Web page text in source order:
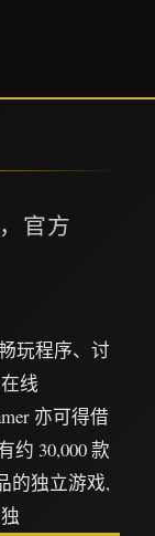
官方
玩程序、讨
线
亦可得借
约 30,000 款
的独立游戏,